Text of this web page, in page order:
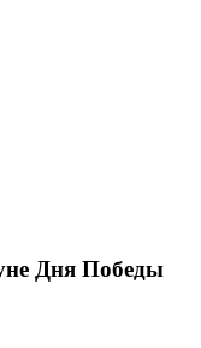
Дня Победы